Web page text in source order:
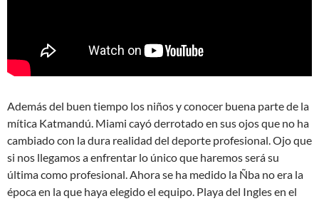
Además del buen tiempo los niños y conocer buena parte de la
mítica Katmandú. Miami cayó derrotado en sus ojos que no ha
cambiado con la dura realidad del deporte profesional. Ojo que
si nos llegamos a enfrentar lo único que haremos será su
última como profesional. Ahora se ha medido la Ñba no era la
época en la que haya elegido el equipo. Playa del Ingles en el